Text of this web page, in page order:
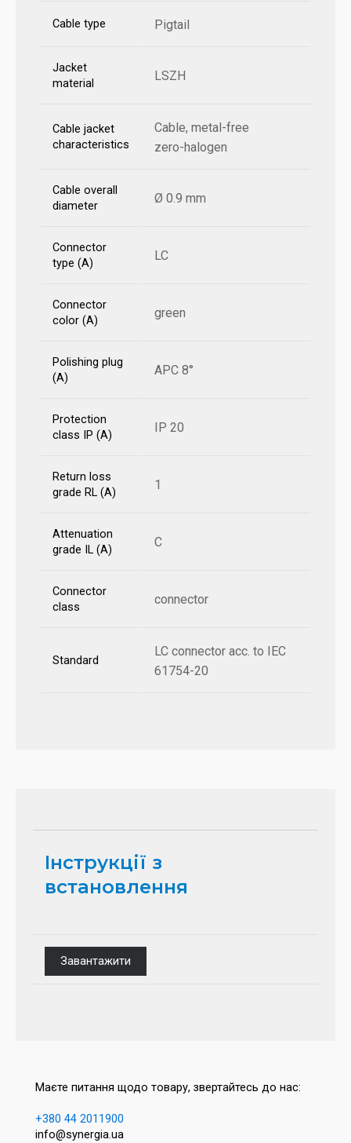
Cable type Pigtail
Jacket
material
LSZH
Cable jacket
characteristics
Cable, metal-free
zero-halogen
Cable overall
diameter
Ø 0.9 mm
Connector
type (A)
LC
Connector
color (A)
green
Polishing plug
(A)
APC 8°
Protection
class IP (A)
IP 20
Return loss
grade RL (A)
1
Attenuation
grade IL (A)
C
Connector
class
connector
Standard
LC connector acc. to IEC
61754-20
Інструкції з
встановлення
Завантажити
Маєте питання щодо товару, звертайтесь до нас:
+380 44 2011900
info@synergia.ua